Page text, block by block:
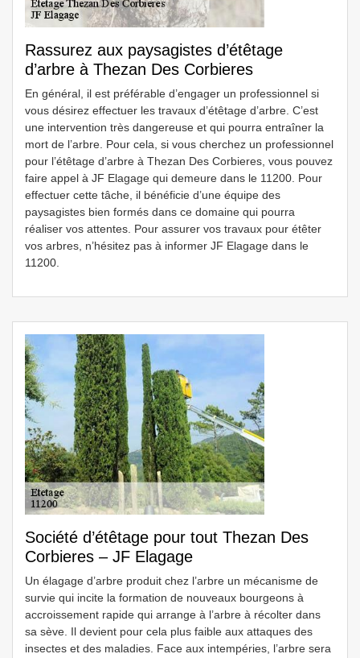
Rassurez aux paysagistes d’étêtage
d’arbre à Thezan Des Corbieres
En général, il est préférable d’engager un professionnel si
vous désirez effectuer les travaux d’étêtage d’arbre. C’est
une intervention très dangereuse et qui pourra entraîner la
mort de l’arbre. Pour cela, si vous cherchez un professionnel
pour l’étêtage d’arbre à Thezan Des Corbieres, vous pouvez
faire appel à JF Elagage qui demeure dans le 11200. Pour
effectuer cette tâche, il bénéficie d’une équipe des
paysagistes bien formés dans ce domaine qui pourra
réaliser vos attentes. Pour assurer vos travaux pour étêter
vos arbres, n’hésitez pas à informer JF Elagage dans le
11200.
Société d’étêtage pour tout Thezan Des
Corbieres – JF Elagage
Un élagage d’arbre produit chez l’arbre un mécanisme de
survie qui incite la formation de nouveaux bourgeons à
accroissement rapide qui arrange à l’arbre à récolter dans
sa sève. Il devient pour cela plus faible aux attaques des
insectes et des maladies. Face aux intempéries, l’arbre sera